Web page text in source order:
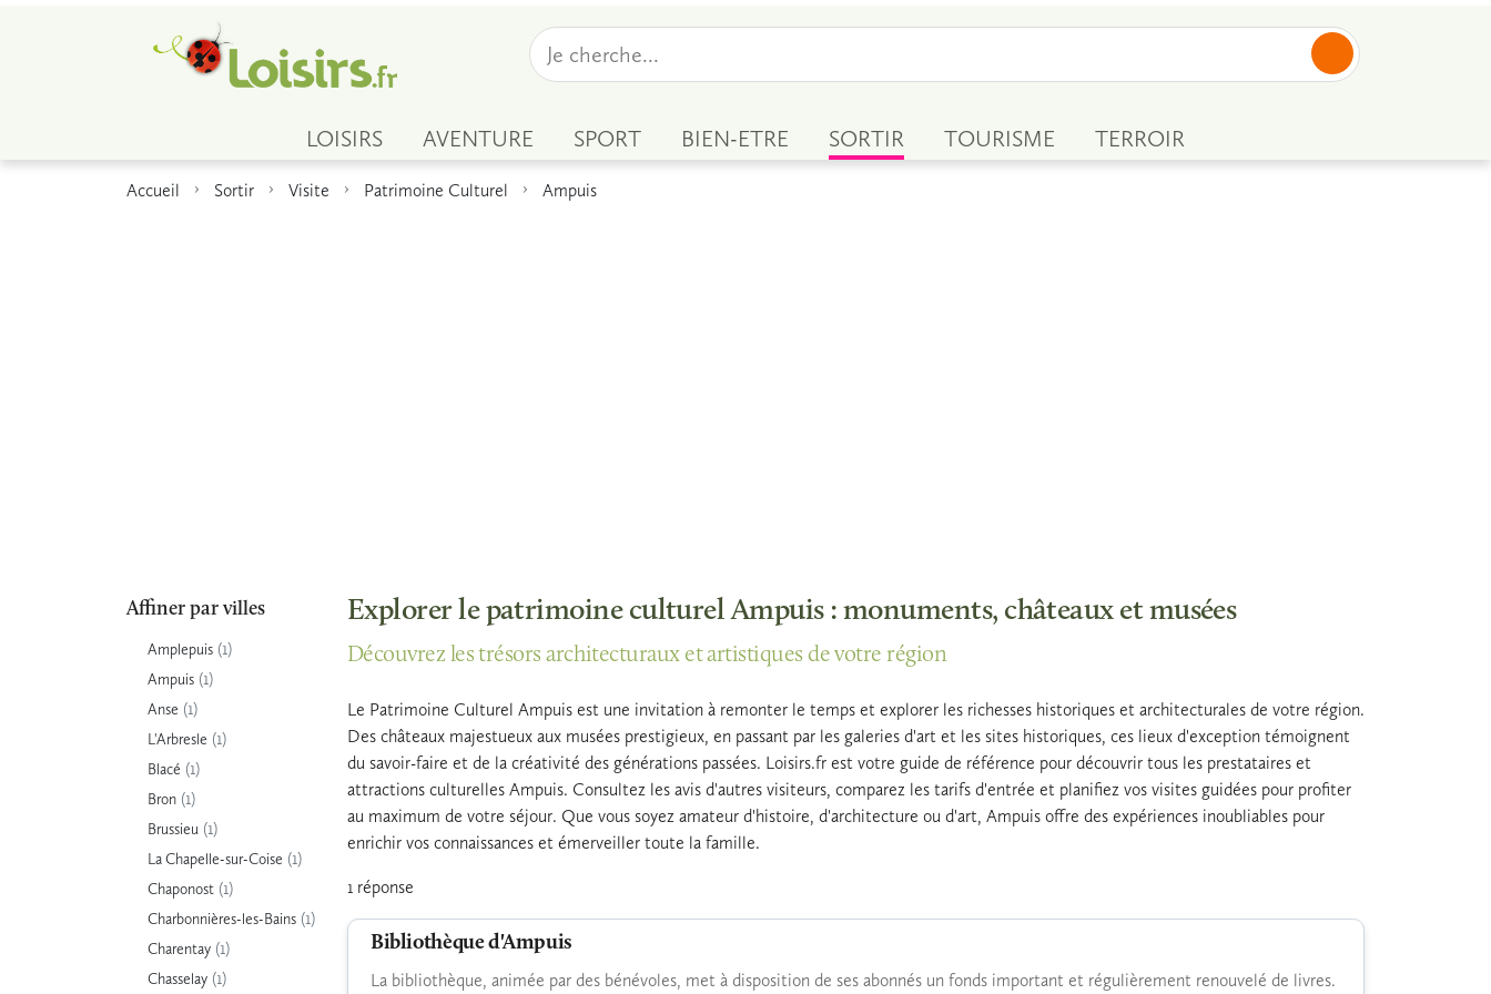
LOISIRS AVENTURE SPORT BIEN-ETRE SORTIR TOURISME TERROIR
Accueil Sortir Visite Patrimoine Culturel Ampuis
Affiner par villes
Amplepuis (1)
Ampuis (1)
Anse (1)
L'Arbresle (1)
Blacé (1)
Bron (1)
Brussieu (1)
La Chapelle-sur-Coise (1)
Chaponost (1)
Charbonnières-les-Bains (1)
Charentay (1)
Chasselay (1)
Explorer le patrimoine culturel Ampuis : monuments, châteaux et musées
Découvrez les trésors architecturaux et artistiques de votre région
Le Patrimoine Culturel Ampuis est une invitation à remonter le temps et explorer les richesses historiques et architecturales de votre région.
Des châteaux majestueux aux musées prestigieux, en passant par les galeries d'art et les sites historiques, ces lieux d'exception témoignent
du savoir-faire et de la créativité des générations passées. Loisirs.fr est votre guide de référence pour découvrir tous les prestataires et
attractions culturelles Ampuis. Consultez les avis d'autres visiteurs, comparez les tarifs d'entrée et planifiez vos visites guidées pour profiter
au maximum de votre séjour. Que vous soyez amateur d'histoire, d'architecture ou d'art, Ampuis offre des expériences inoubliables pour
enrichir vos connaissances et émerveiller toute la famille.
1 réponse
Bibliothèque d'Ampuis
La bibliothèque, animée par des bénévoles, met à disposition de ses abonnés un fonds important et régulièrement renouvelé de livres.